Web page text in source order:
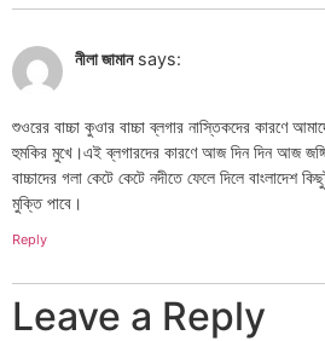
নীলা জামান says:
শুওরের বাচ্চা কুওার বাচ্চা ব্লগার নাস্তিকদের কারণে
হুমকির মুখে।এই ব্লগারদের কারণে আজ দিন দিন আজ
বাচ্চাদের গলা কেটে কেটে নদীতে ফেলে দিলে বাংলাদেশ
মুক্তি পাবে।
Reply
Leave a Reply